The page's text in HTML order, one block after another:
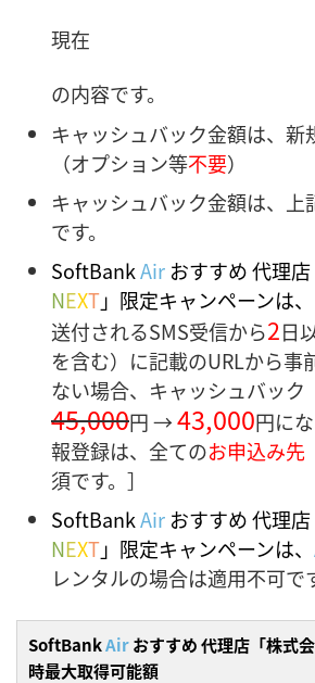
現在
の内容です。
キャッシュバック金額は、新
（オプション等不要）
キャッシュバック金額は、上
です。
SoftBankAir おすすめ 代理
NEXT」 限定キャンペーンは、
送付されるSMS受信から2日
を含む）に記載のURLから事
ない場合、キャッシュバック
45,000円 →43,000円に
報登録は、全てのお申込み先
須です。］
SoftBankAir おすすめ 代理
NEXT」限定キャンペーンは、
レンタルの場合は適用不可で
SoftBankAirおすすめ 代理店「株式
時最大取得可能額